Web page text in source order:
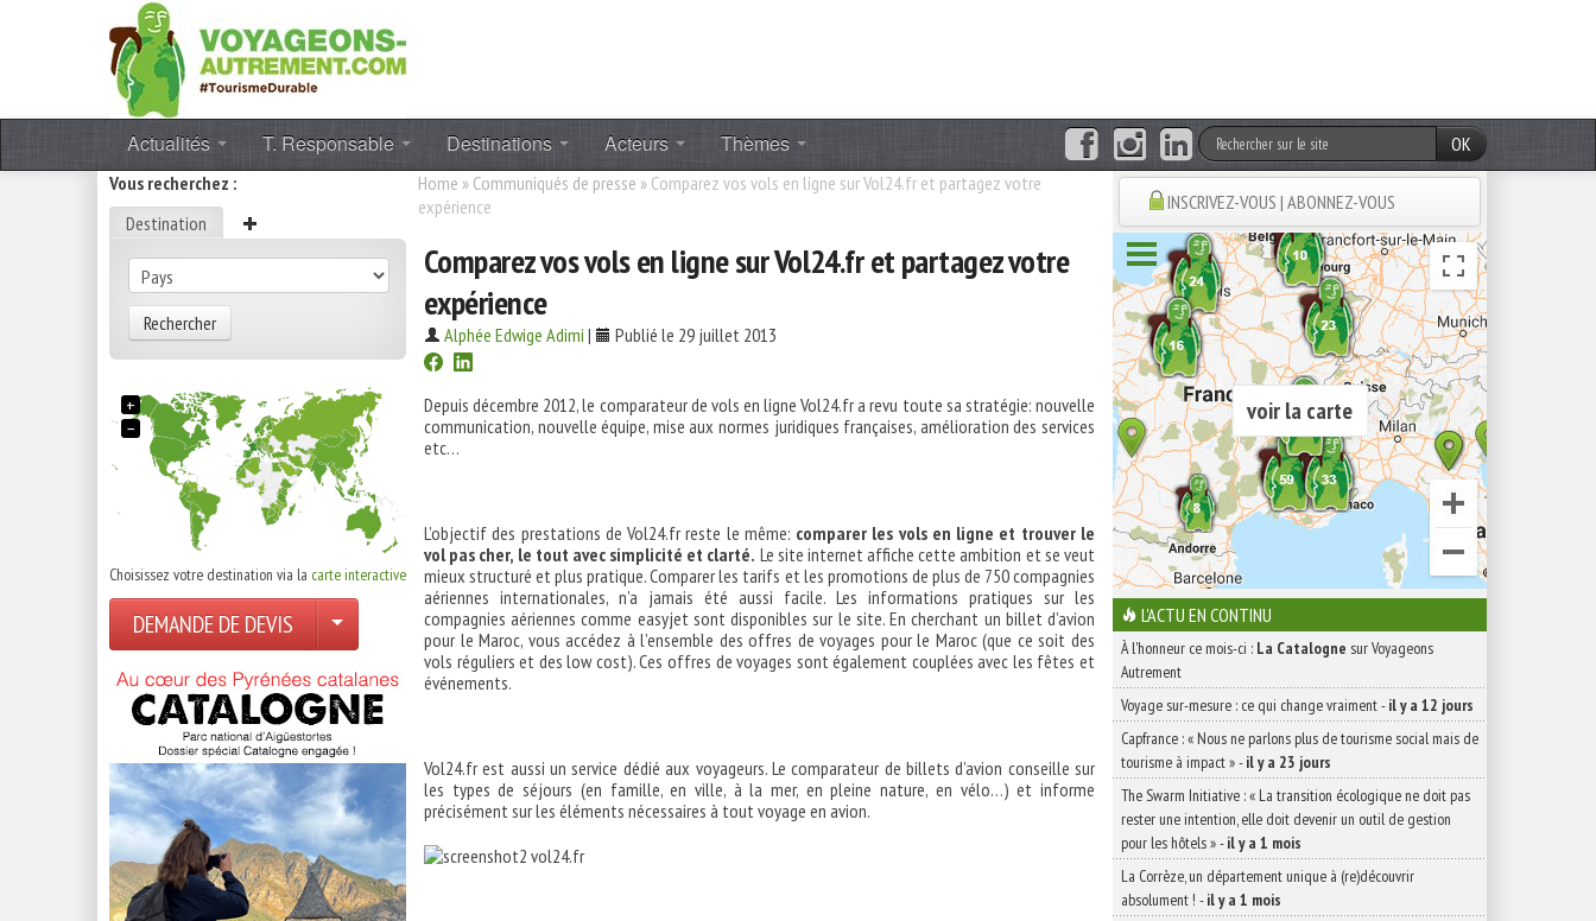
Actualités T. Responsable Destinations Acteurs Thèmes
OK
Vous recherchez :
Destination
Rechercher
+
−
Choisissez votre destination via la carte interactive
DEMANDE DE DEVIS
Home » Communiqués de presse » Comparez vos vols en ligne sur Vol24.fr et partagez votre
expérience
Comparez vos vols en ligne sur Vol24.fr et partagez votre
expérience
Alphée Edwige Adimi | Publié le 29 juillet 2013
Depuis décembre 2012, le comparateur de vols en ligne Vol24.fr a revu toute sa stratégie: nouvelle
communication, nouvelle équipe, mise aux normes juridiques françaises, amélioration des services
etc…
L’objectif des prestations de Vol24.fr reste le même: comparer les vols en ligne et trouver le
vol pas cher, le tout avec simplicité et clarté. Le site internet affiche cette ambition et se veut
mieux structuré et plus pratique. Comparer les tarifs et les promotions de plus de 750 compagnies
aériennes internationales, n’a jamais été aussi facile. Les informations pratiques sur les
compagnies aériennes comme easyjet sont disponibles sur le site. En cherchant un billet d’avion
pour le Maroc, vous accédez à l’ensemble des offres de voyages pour le Maroc (que ce soit des
vols réguliers et des low cost). Ces offres de voyages sont également couplées avec les fêtes et
événements.
Vol24.fr est aussi un service dédié aux voyageurs. Le comparateur de billets d’avion conseille sur
les types de séjours (en famille, en ville, à la mer, en pleine nature, en vélo…) et informe
précisément sur les éléments nécessaires à tout voyage en avion.
INSCRIVEZ-VOUS | ABONNEZ-VOUS
voir la carte
L'ACTU EN CONTINU
À l'honneur ce mois-ci : La Catalogne sur Voyageons
Autrement
Voyage sur-mesure : ce qui change vraiment-il y a 12 jours
Capfrance : « Nous ne parlons plus de tourisme social mais de
tourisme à impact »-il y a 23 jours
The Swarm Initiative : « La transition écologique ne doit pas
rester une intention, elle doit devenir un outil de gestion
pour les hôtels »-il y a 1 mois
La Corrèze, un département unique à (re)découvrir
absolument ! -il y a 1 mois